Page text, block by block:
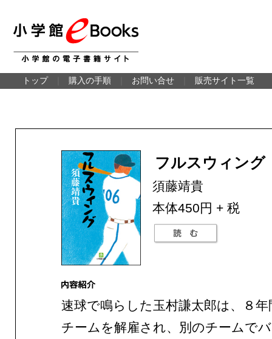
トップ 購入の手順 お問い合せ 販売サイト一覧
フルスウィング
須藤靖貴
本体450円 + 税
速球で鳴らした玉村謙太郎は、８
チームを解雇され、別のチームで